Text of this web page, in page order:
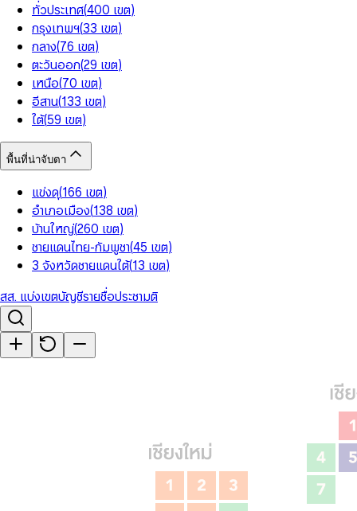
ทั่วประเทศ(400 เขต)
กรุงเทพฯ(33 เขต)
กลาง(76 เขต)
ตะวันออก(29 เขต)
เหนือ(70 เขต)
อีสาน(133 เขต)
ใต้(59 เขต)
พื้นที่น่าจับตา
แข่งดุ(166 เขต)
อำเภอเมือง(138 เขต)
บ้านใหญ่(260 เขต)
ชายแดนไทย-กัมพูชา(45 เขต)
3 จังหวัดชายแดนใต้(13 เขต)
สส. แบ่งเขตบัญชีรายชื่อประชามติ